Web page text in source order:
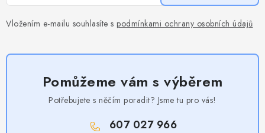
Vložením e-mailu souhlasíte s podmínkami ochrany osobních údajů
Pomůžeme vám s výběrem
Potřebujete s něčím poradit? Jsme tu pro vás!
607 027 966